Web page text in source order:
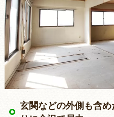
玄関などの外側も含